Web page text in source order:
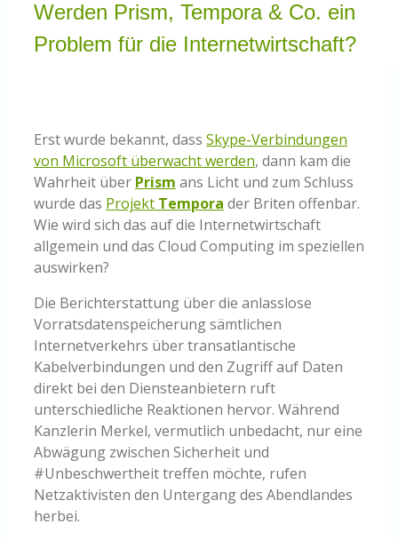
Knowledge Centered Service
Shop
Werden Prism, Tempora & Co. ein
Problem für die Internetwirtschaft?
Erst wurde bekannt, dass Skype-Verbindungen
von Microsoft überwacht werden, dann kam die
Wahrheit über Prism ans Licht und zum Schluss
wurde das Projekt Tempora der Briten offenbar.
Wie wird sich das auf die Internetwirtschaft
allgemein und das Cloud Computing im speziellen
auswirken?
Die Berichterstattung über die anlasslose
Vorratsdatenspeicherung sämtlichen
Internetverkehrs über transatlantische
Kabelverbindungen und den Zugriff auf Daten
direkt bei den Diensteanbietern ruft
unterschiedliche Reaktionen hervor. Während
Kanzlerin Merkel, vermutlich unbedacht, nur eine
Abwägung zwischen Sicherheit und
#Unbeschwertheit treffen möchte, rufen
Netzaktivisten den Untergang des Abendlandes
herbei.